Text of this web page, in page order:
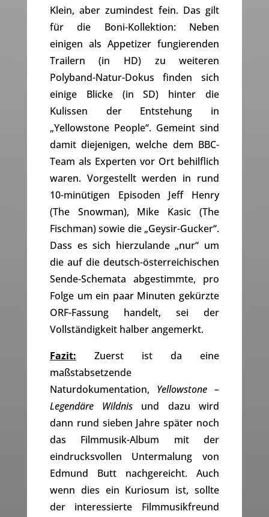
Klein, aber zumindest fein. Das gilt
für die Boni-Kollektion: Neben
einigen als Appetizer fungierenden
Trailern (in HD) zu weiteren
Polyband-Natur-Dokus finden sich
einige Blicke (in SD) hinter die
Kulissen der Entstehung in
„Yellowstone People“. Gemeint sind
damit diejenigen, welche dem BBC-
Team als Experten vor Ort behilflich
waren. Vorgestellt werden in rund
10-minütigen Episoden Jeff Henry
(The Snowman), Mike Kasic (The
Fischman) sowie die „Geysir-Gucker“.
Dass es sich hierzulande „nur“ um
die auf die deutsch-österreichischen
Sende-Schemata abgestimmte, pro
Folge um ein paar Minuten gekürzte
ORF-Fassung handelt, sei der
Vollständigkeit halber angemerkt.
Fazit: Zuerst ist da eine
maßstabsetzende
Naturdokumentation, Yellowstone –
Legendäre Wildnis und dazu wird
dann rund sieben Jahre später noch
das Filmmusik-Album mit der
eindrucksvollen Untermalung von
Edmund Butt nachgereicht. Auch
wenn dies ein Kuriosum ist, sollte
der interessierte Filmmusikfreund